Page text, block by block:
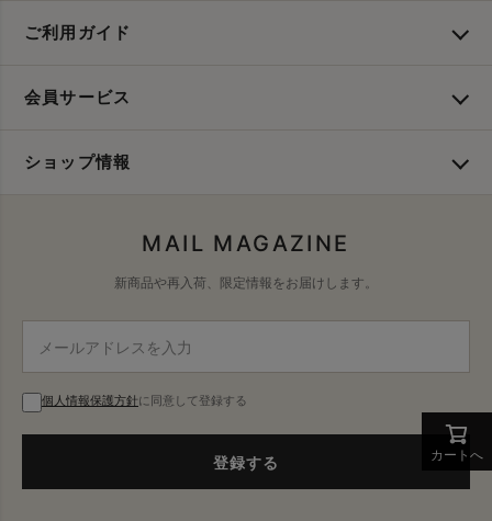
カートへ
ご利用ガイド
会員サービス
ショップ情報
MAIL MAGAZINE
新商品や再入荷、限定情報をお届けします。
個人情報保護方針に同意して登録する
登録する